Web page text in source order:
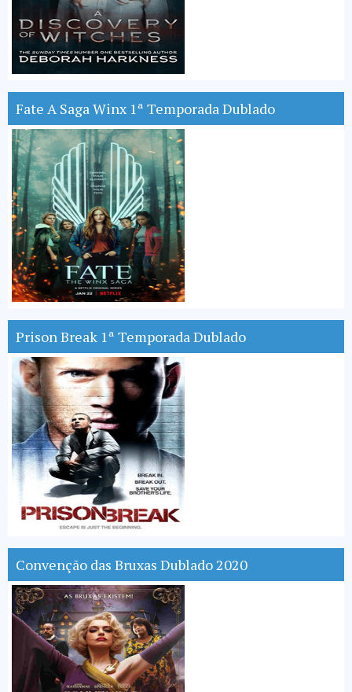
Fate A Saga Winx 1ª Temporada Dublado
Prison Break 1ª Temporada Dublado
Convenção das Bruxas Dublado 2020